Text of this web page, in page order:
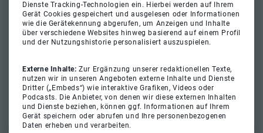
Dienste Tracking-Technologien ein. Hierbei werden auf Ihrem
Gerät Cookies gespeichert und ausgelesen oder Informationen
wie die Gerätekennung abgerufen, um Anzeigen und Inhalte
über verschiedene Websites hinweg basierend auf einem Profil
und der Nutzungshistorie personalisiert auszuspielen.
Externe Inhalte:Zur Ergänzung unserer redaktionellen Texte,
nutzen wir in unseren Angeboten externe Inhalte und Dienste
Dritter („Embeds“) wie interaktive Grafiken, Videos oder
Podcasts. Die Anbieter, von denen wir diese externen Inhalten
und Dienste beziehen, können ggf. Informationen auf Ihrem
Gerät speichern oder abrufen und Ihre personenbezogenen
Daten erheben und verarbeiten.